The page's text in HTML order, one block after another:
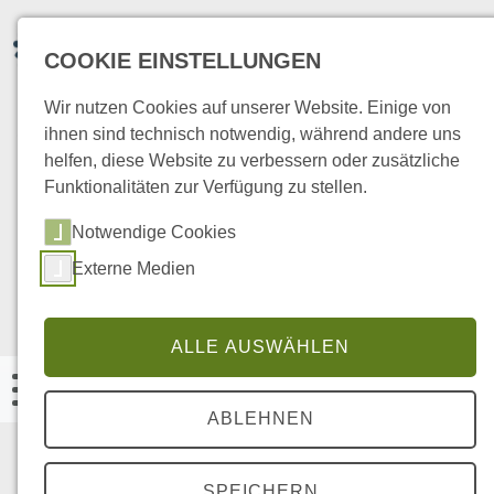
Friedhofstraße 2 | 54550 Daun
COOKIE EINSTELLUNGEN
Wir nutzen Cookies auf unserer Website. Einige von
ihnen sind technisch notwendig, während andere uns
helfen, diese Website zu verbessern oder zusätzliche
Funktionalitäten zur Verfügung zu stellen.
Notwendige Cookies
Externe Medien
ALLE AUSWÄHLEN
ABLEHNEN